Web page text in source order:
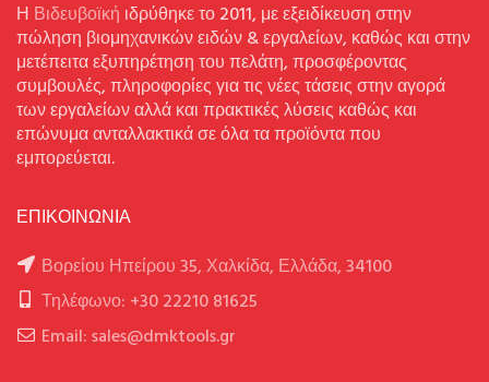
Η Βιδευβοϊκή ιδρύθηκε το 2011, με εξειδίκευση στην
πώληση βιομηχανικών ειδών & εργαλείων, καθώς και στην
μετέπειτα εξυπηρέτηση του πελάτη, προσφέροντας
συμβουλές, πληροφορίες για τις νέες τάσεις στην αγορά
των εργαλείων αλλά και πρακτικές λύσεις καθώς και
επώνυμα ανταλλακτικά σε όλα τα προϊόντα που
εμπορεύεται.
ΕΠΙΚΟΙΝΩΝΙΑ
Βορείου Ηπείρου 35, Χαλκίδα, Ελλάδα, 34100
Τηλέφωνο: +30 22210 81625
Email: sales@dmktools.gr